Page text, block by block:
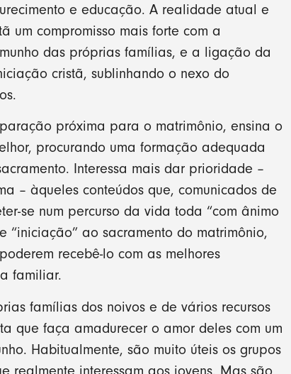
e educação. A realidade atual e
um compromisso mais forte com a
das próprias famílias, e a ligação da
cristã, sublinhando o nexo do
próxima para o matrimônio, ensina o
procurando uma formação adequada
Interessa mais dar prioridade –
– àqueles conteúdos que, comunicados de
se num percurso da vida toda “com ânimo
“iniciação” ao sacramento do matrimônio,
recebê-lo com as melhores
familiar.
famílias dos noivos e de vários recursos
que faça amadurecer o amor deles com um
Habitualmente, são muito úteis os grupos
realmente interessam aos jovens. Mas são